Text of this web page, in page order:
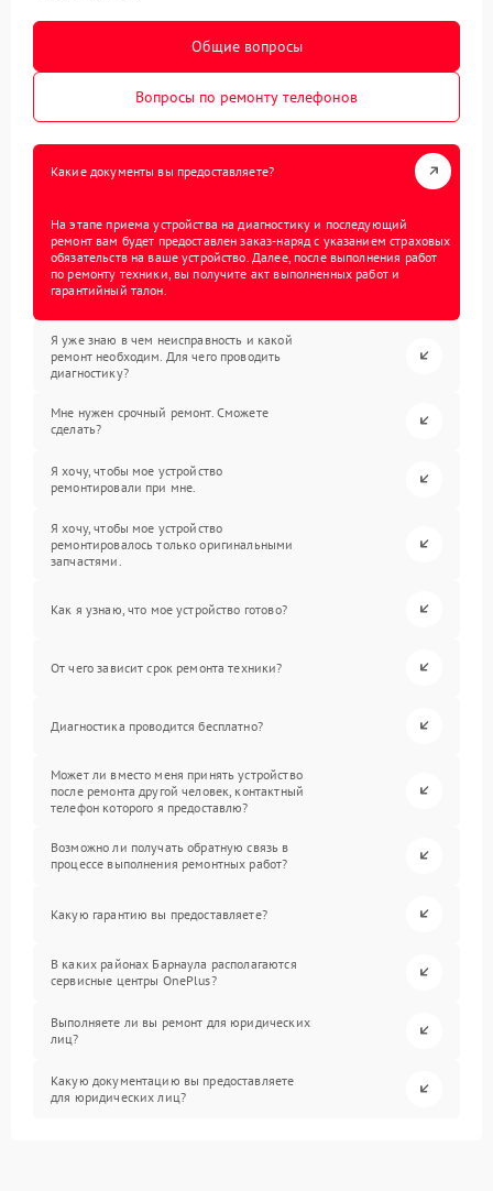
Общие вопросы
Вопросы по ремонту телефонов
Какие документы вы предоставляете?
На этапе приема устройства на диагностику и последующий
ремонт вам будет предоставлен заказ-наряд с указанием страховых
обязательств на ваше устройство. Далее, после выполнения работ
по ремонту техники, вы получите акт выполненных работ и
гарантийный талон.
Я уже знаю в чем неисправность и какой
ремонт необходим. Для чего проводить
диагностику?
Мне нужен срочный ремонт. Сможете
сделать?
Я хочу, чтобы мое устройство
ремонтировали при мне.
Я хочу, чтобы мое устройство
ремонтировалось только оригинальными
запчастями.
Как я узнаю, что мое устройство готово?
От чего зависит срок ремонта техники?
Диагностика проводится бесплатно?
Может ли вместо меня принять устройство
после ремонта другой человек, контактный
телефон которого я предоставлю?
Возможно ли получать обратную связь в
процессе выполнения ремонтных работ?
Какую гарантию вы предоставляете?
В каких районах Барнаула располагаются
сервисные центры OnePlus?
Выполняете ли вы ремонт для юридических
лиц?
Какую документацию вы предоставляете
для юридических лиц?